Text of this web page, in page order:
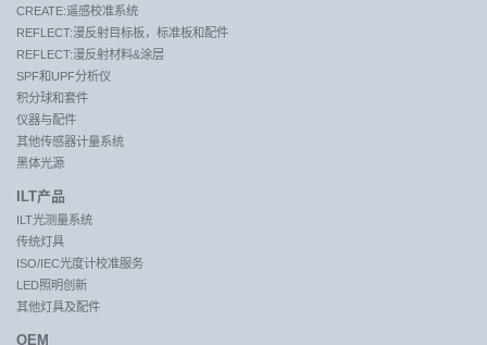
CREATE:遥感校准系统
REFLECT:漫反射目标板，标准板和配件
REFLECT:漫反射材料&涂层
SPF和UPF分析仪
积分球和套件
仪器与配件
其他传感器计量系统
黑体光源
ILT产品
ILT光测量系统
传统灯具
ISO/IEC光度计校准服务
LED照明创新
其他灯具及配件
OEM